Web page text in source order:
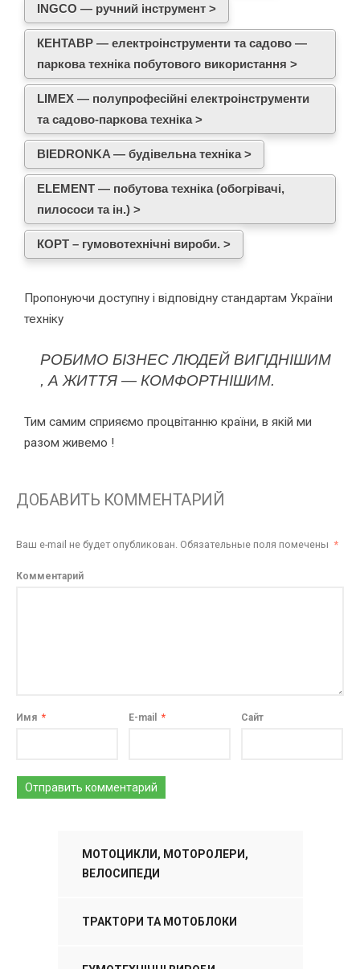
INGCO — ручний інструмент >
КЕНТАВР — електроінструменти та садово —
паркова техніка побутового використання >
LIMEX — полупрофесійні електроінструменти
та садово-паркова техніка >
BIEDRONKA — будівельна техніка >
ELEMENT — побутова техніка (обогрівачі,
пилососи та ін.) >
КОРТ – гумовотехнічні вироби. >
Пропонуючи доступну і відповідну стандартам України
техніку
РОБИМО БІЗНЕС ЛЮДЕЙ ВИГІДНІШИМ
, А ЖИТТЯ — КОМФОРТНІШИМ.
Тим самим сприяємо процвітанню країни, в якій ми
разом живемо !
ДОБАВИТЬ КОММЕНТАРИЙ
Ваш e-mail не будет опубликован. Обязательные поля помечены *
Комментарий
Имя * E-mail * Сайт
МОТОЦИКЛИ, МОТОРОЛЕРИ,
ВЕЛОСИПЕДИ
ТРАКТОРИ ТА МОТОБЛОКИ